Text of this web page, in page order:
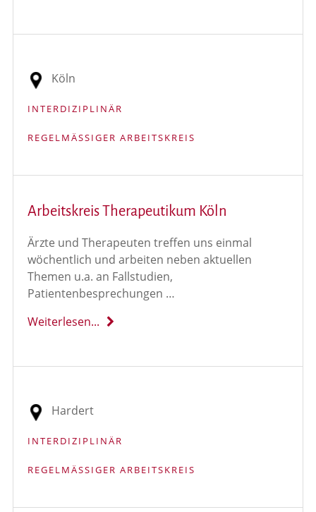
Arbeitskreis Therapeutikum Köln
Ärzte und Therapeuten treffen uns einmal
wöchentlich und arbeiten neben aktuellen
Themen u.a. an Fallstudien,
Patientenbesprechungen …
Weiterlesen...
Köln
INTERDIZIPLINÄR
REGELMÄSSIGER ARBEITSKREIS
Hardert
INTERDIZIPLINÄR
REGELMÄSSIGER ARBEITSKREIS